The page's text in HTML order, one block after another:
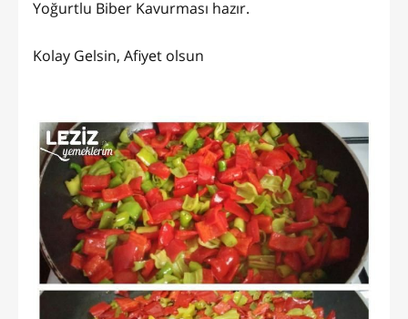
Yoğurtlu Biber Kavurması hazır.
Kolay Gelsin, Afiyet olsun